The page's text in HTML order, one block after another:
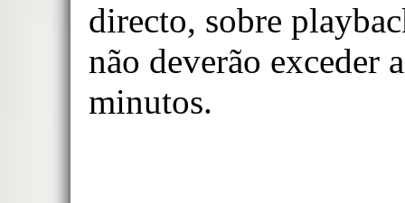
directo, sobre
não deverão exceder
minutos.